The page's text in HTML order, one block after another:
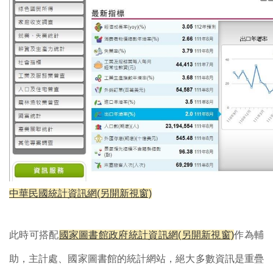
中華民國統計資訊網(另開新視窗)
此時可搭配國家圖書館政府統計資訊網(另開新視窗)作為輔
助，主計處、國家圖書館的統計網站，絕大多數資訊是重疊